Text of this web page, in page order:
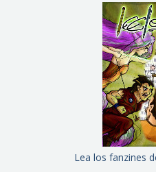
Lea los fanzines